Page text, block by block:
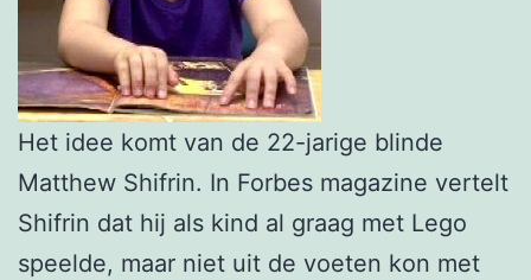
Het idee komt van de 22-jarige blinde
Matthew Shifrin. In Forbes magazine vertelt
Shifrin dat hij als kind al graag met Lego
speelde, maar niet uit de voeten kon met